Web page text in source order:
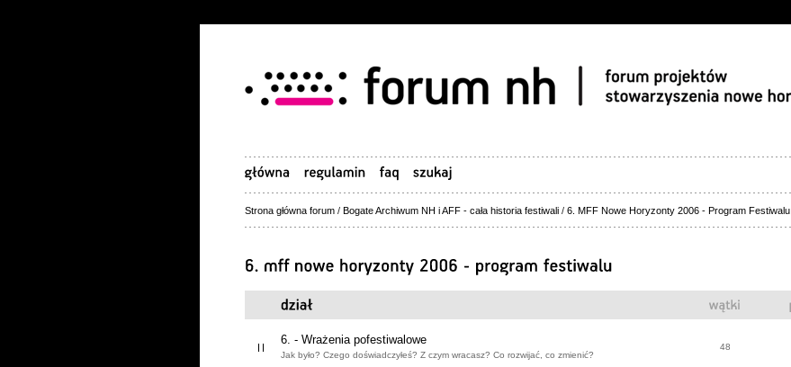
Strona główna forum / Bogate Archiwum NH i AFF - cała historia festiwali / 6. MFF Nowe Horyzonty 2006 - Program Festiwalu
6. - Wrażenia pofestiwalowe
Jak było? Czego doświadczyłeś? Z czym wracasz? Co rozwijać, co zmienić?
48